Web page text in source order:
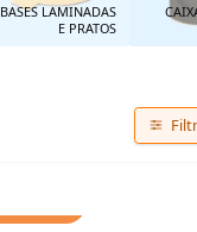
BASES LAMINADAS
E PRATOS